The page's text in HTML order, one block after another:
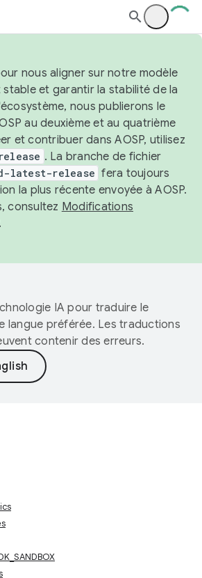
nous aligner sur notre modèle
et garantir la stabilité de la
nous publierons le
au deuxième et au quatrième
et contribuer dans AOSP, utilisez
. La branche de fichier
latest-release fera toujours
la plus récente envoyée à AOSP.
consultez Modifications
IA pour traduire le
langue préférée. Les traductions
contenir des erreurs.